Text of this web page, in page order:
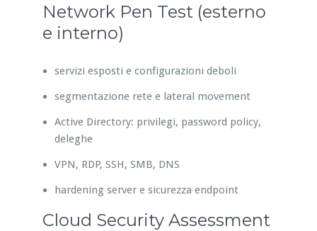
Network Pen Test (esterno
e interno)
servizi esposti e configurazioni deboli
segmentazione rete e lateral movement
Active Directory: privilegi, password policy,
deleghe
VPN, RDP, SSH, SMB, DNS
hardening server e sicurezza endpoint
Cloud Security Assessment